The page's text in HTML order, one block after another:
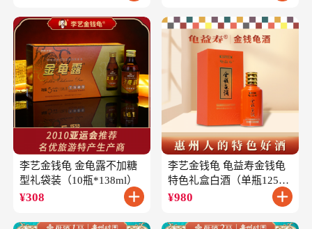
李艺金钱龟 金龟露不加糖
型礼袋装（10瓶*138ml）
¥308
李艺金钱龟 龟益寿金钱龟
特色礼盒白酒（单瓶125ml
礼盒装）
¥980